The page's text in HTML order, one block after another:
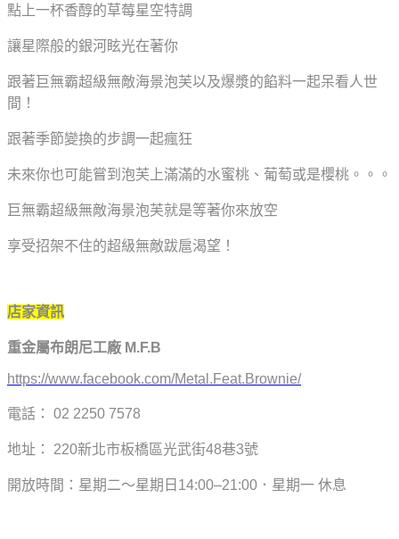
點上一杯香醇的草莓星空特調
讓星際般的銀河眩光在著你
跟著巨無霸超級無敵海景泡芙以及爆漿的餡料一起呆看人世
間！
跟著季節變換的步調一起瘋狂
未來你也可能嘗到泡芙上滿滿的水蜜桃、葡萄或是櫻桃。。。
巨無霸超級無敵海景泡芙就是等著你來放空
享受招架不住的超級無敵跋扈渴望！
店家資訊
重金屬布朗尼工廠 M.F.B
https://www.facebook.com/Metal.Feat.Brownie/
電話： 02 2250 7578
地址： 220新北市板橋區光武街48巷3號
開放時間：星期二～星期日14:00–21:00．星期一 休息